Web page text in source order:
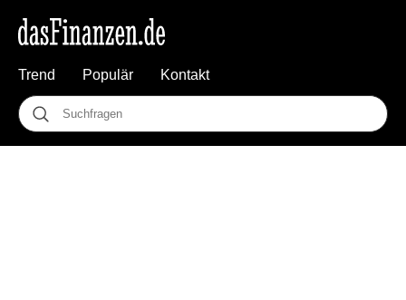
Trend Populär Kontakt